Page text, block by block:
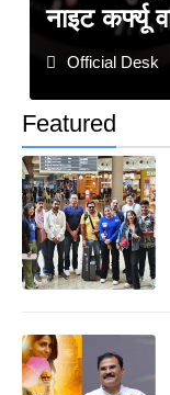
Featured
नाइट कर्फ्यू
Official Desk